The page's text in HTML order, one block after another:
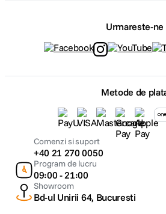
Urmareste-ne
Metode de
Comenzi si suport
+40 21 270 0050
Program de lucru
09:00 - 21:00
Showroom
Bd-ul Unirii 64, Bucuresti